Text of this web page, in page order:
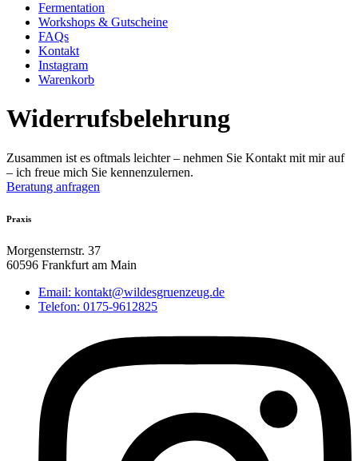
Fermentation
Workshops & Gutscheine
FAQs
Kontakt
Instagram
Warenkorb
Widerrufsbelehrung
Zusammen ist es oftmals leichter – nehmen Sie Kontakt mit mir auf
– ich freue mich Sie kennenzulernen.
Beratung anfragen
Praxis
Morgensternstr. 37
60596 Frankfurt am Main
Email: kontakt@wildesgruenzeug.de
Telefon: 0175-9612825